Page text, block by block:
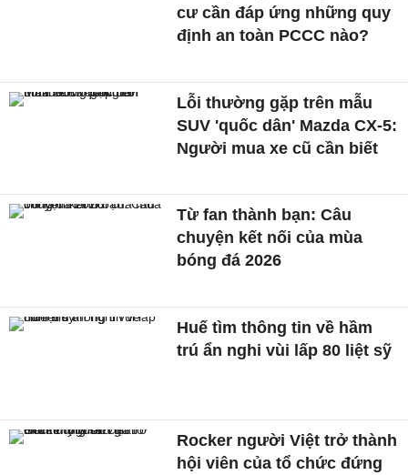
cư cần đáp ứng những quy
định an toàn PCCC nào?
Lỗi thường gặp trên mẫu
SUV 'quốc dân' Mazda CX-5:
Người mua xe cũ cần biết
Từ fan thành bạn: Câu
chuyện kết nối của mùa
bóng đá 2026
Huế tìm thông tin về hầm
trú ẩn nghi vùi lấp 80 liệt sỹ
Rocker người Việt trở thành
hội viên của tổ chức đứng